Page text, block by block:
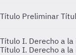
Título Preliminar
Título I. Derecho a
Título I. Derecho a